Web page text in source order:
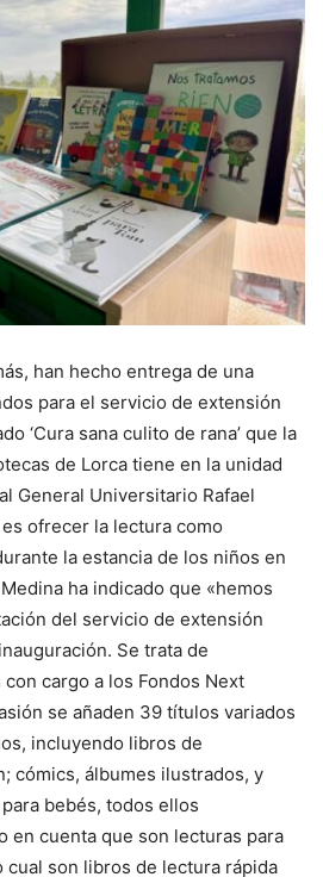
han hecho entrega de una
para el servicio de extensión
‘Cura sana culito de rana’ que la
de Lorca tiene en la unidad
General Universitario Rafael
ofrecer la lectura como
la estancia de los niños en
ha indicado que «hemos
del servicio de extensión
Se trata de
cargo a los Fondos Next
se añaden 39 títulos variados
incluyendo libros de
cómics, álbumes ilustrados, y
bebés, todos ellos
en cuenta que son lecturas para
cual son libros de lectura rápida